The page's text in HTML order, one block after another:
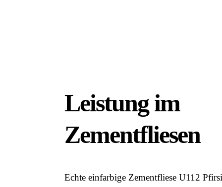
Leistung im
Zementfliesen
Echte einfarbige Zementfliese U112